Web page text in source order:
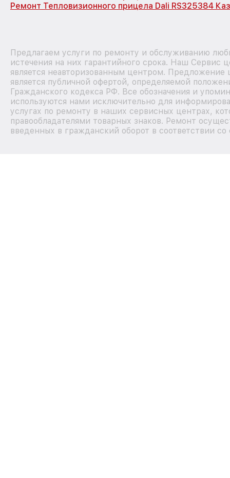
Ремонт Тепловизионного прицела Dali RS325384
Предлагаем услуги по ремонту и обслуживанию
истечения на них гарантийного срока. Наш
является неавторизованным центром. Предложение
является публичной офертой, определяемой
Гражданского кодекса РФ. Все обозначения и
используются нами исключительно для
услугах по ремонту в наших сервисных центрах,
правообладателями товарных знаков. Ремонт
введенных в гражданский оборот в соответствии